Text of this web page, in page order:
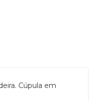
Cúpula em